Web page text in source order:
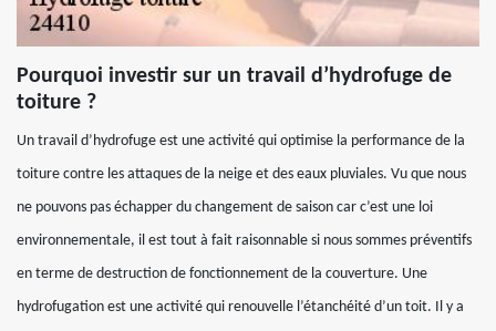
Pourquoi investir sur un travail d’hydrofuge de
toiture ?
Un travail d’hydrofuge est une activité qui optimise la performance de la
toiture contre les attaques de la neige et des eaux pluviales. Vu que nous
ne pouvons pas échapper du changement de saison car c’est une loi
environnementale, il est tout à fait raisonnable si nous sommes préventifs
en terme de destruction de fonctionnement de la couverture. Une
hydrofugation est une activité qui renouvelle l’étanchéité d’un toit. Il y a